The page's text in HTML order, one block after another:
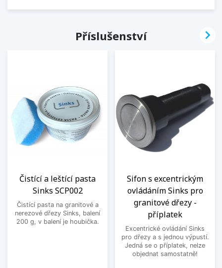
Příslušenství
Čistící a leštící pasta
Sinks SCP002
Čistící pasta na granitové a
nerezové dřezy Sinks, balení
200 g, v balení je houbička.
Sifon s excentrickým
ovládáním Sinks pro
granitové dřezy -
příplatek
Excentrické ovládání Sinks
pro dřezy a s jednou výpustí.
Jedná se o příplatek, nelze
objednat samostatně!
